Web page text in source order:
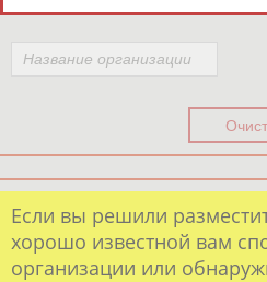
Если вы решили
хорошо известной вам
организации или